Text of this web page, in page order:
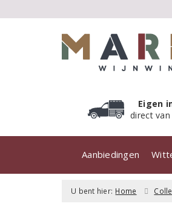
Eigen
direct
Aanbiedingen
U bent hier: Home